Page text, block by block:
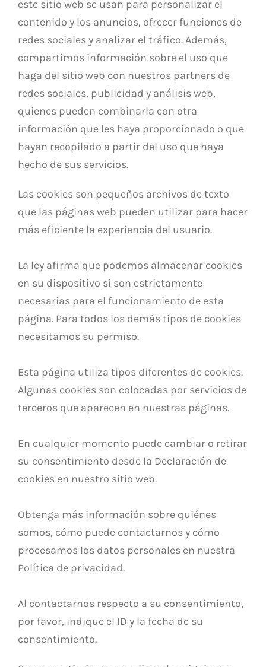
este sitio web se usan para personalizar el
contenido y los anuncios, ofrecer funciones de
redes sociales y analizar el tráfico. Además,
compartimos información sobre el uso que
haga del sitio web con nuestros partners de
redes sociales, publicidad y análisis web,
quienes pueden combinarla con otra
información que les haya proporcionado o que
hayan recopilado a partir del uso que haya
hecho de sus servicios.
Las cookies son pequeños archivos de texto
que las páginas web pueden utilizar para hacer
más eficiente la experiencia del usuario.
La ley afirma que podemos almacenar cookies
en su dispositivo si son estrictamente
necesarias para el funcionamiento de esta
página. Para todos los demás tipos de cookies
necesitamos su permiso.
Esta página utiliza tipos diferentes de cookies.
Algunas cookies son colocadas por servicios de
terceros que aparecen en nuestras páginas.
En cualquier momento puede cambiar o retirar
su consentimiento desde la Declaración de
cookies en nuestro sitio web.
Obtenga más información sobre quiénes
somos, cómo puede contactarnos y cómo
procesamos los datos personales en nuestra
Política de privacidad.
Al contactarnos respecto a su consentimiento,
por favor, indique el ID y la fecha de su
consentimiento.